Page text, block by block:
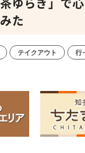
た
テイクアウト 行